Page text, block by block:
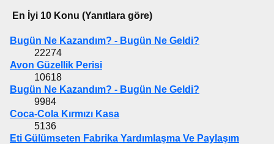
En İyi 10 Konu (Yanıtlara göre)
Bugün Ne Kazandım? - Bugün Ne Geldi?
22274
Avon Güzellik Perisi
10618
Bugün Ne Kazandım? - Bugün Ne Geldi?
9984
Coca-Cola Kırmızı Kasa
5136
Eti Gülümseten Fabrika Yardımlaşma Ve Paylaşım